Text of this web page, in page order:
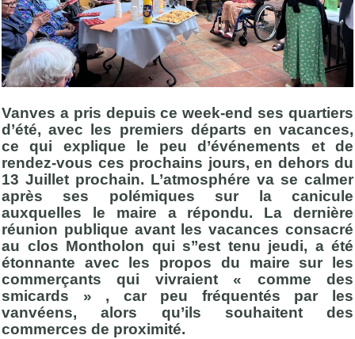
Vanves a pris depuis ce week-end ses quartiers
d’été, avec les premiers départs en vacances,
ce qui explique le peu d’événements et de
rendez-vous ces prochains jours, en dehors du
13 Juillet prochain. L’atmosphére va se calmer
après ses polémiques sur la canicule
auxquelles le maire a répondu. La dernière
réunion publique avant les vacances consacré
au clos Montholon qui s’’est tenu jeudi, a été
étonnante avec les propos du maire sur les
commerçants qui vivraient « comme des
smicards » , car peu fréquentés par les
vanvéens, alors qu’ils souhaitent des
commerces de proximité.